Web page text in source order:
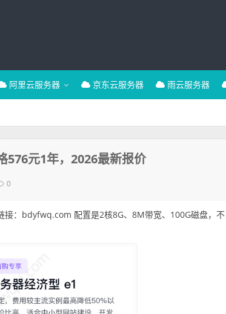
阿里云服务器 京东云服务器 雨云服务器
576元1年，2026最新报价
0
接：bdyfwq.com 配置是2核8G、8M带宽、100G磁盘，不